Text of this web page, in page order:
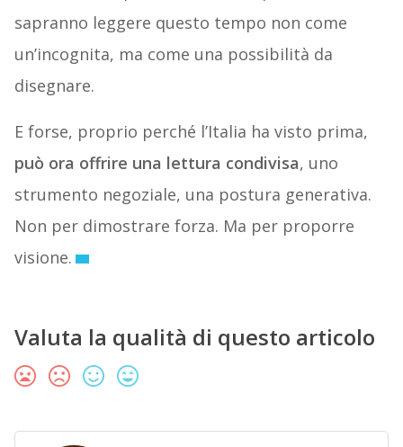
sapranno leggere questo tempo non come
un’incognita, ma come una possibilità da
disegnare.
E forse, proprio perché l’Italia ha visto prima,
può ora offrire una lettura condivisa, uno
strumento negoziale, una postura generativa.
Non per dimostrare forza. Ma per proporre
visione.
Valuta la qualità di questo articolo